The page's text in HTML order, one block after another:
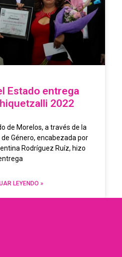
Estado entrega
2022
de Morelos, a través de la
Género, encabezada por
Rodríguez Ruíz, hizo
LEYENDO »